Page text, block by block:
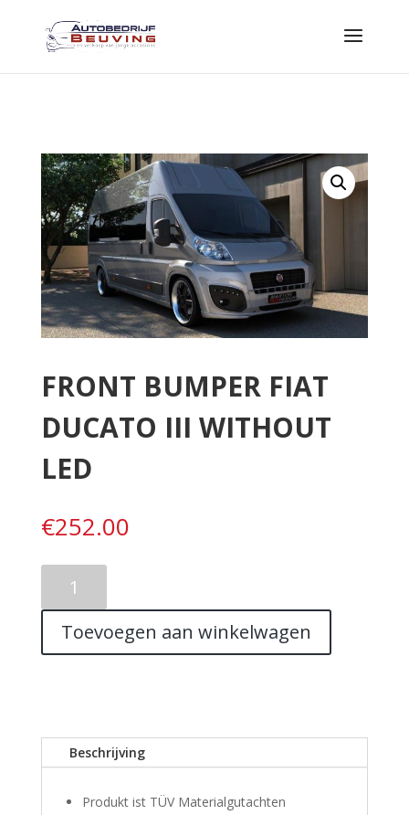
FRONT BUMPER FIAT
DUCATO III WITHOUT
LED
€252.00
BUMPER
FIAT
DUCATO
III
Toevoegen aan winkelwagen
Beschrijving
Produkt ist TÜV Materialgutachten